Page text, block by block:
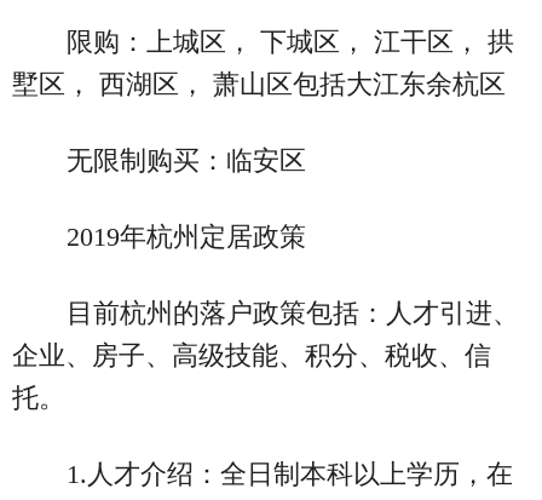
限购：上城区， 下城区， 江干区， 拱
墅区， 西湖区， 萧山区包括大江东余杭区
无限制购买：临安区
2019年杭州定居政策
目前杭州的落户政策包括：人才引进、
企业、房子、高级技能、积分、税收、信
托。
1.人才介绍：全日制本科以上学历，在